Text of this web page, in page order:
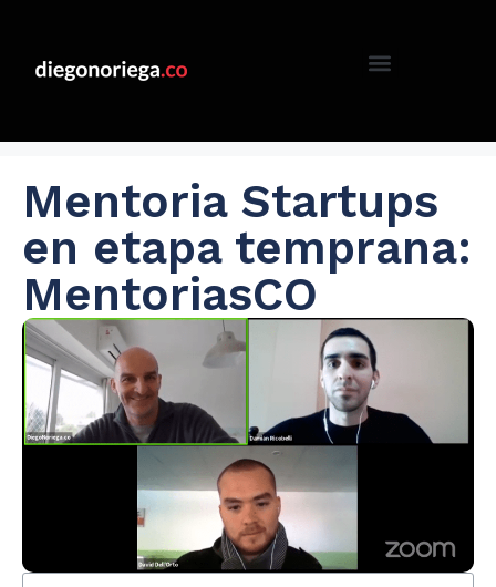
Mentoria Startups
en etapa temprana:
MentoriasCO